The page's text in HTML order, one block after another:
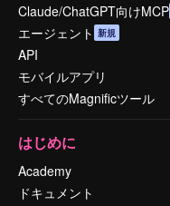
Claude/ChatGPT向けMCP
エージェント 新規
API
モバイルアプリ
すべてのMagnificツール
はじめに
Academy
ドキュメント